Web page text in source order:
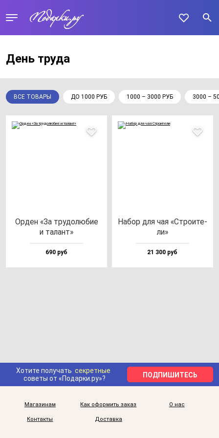
День труда
ВСЕ ТОВАРЫ ДО 1000 РУБ 1000 – 3000 РУБ 3000 –
Орден «За тру­до­лю­бие
и та­лант»
690 руб
Набор для чая «Стро­ите­
ли»
21 300 руб
Хотите получать секретные
советы от «Подарки.ру»?
ПОДПИШИТЕСЬ
Магазинам Как оформить заказ О нас
Контакты Доставка